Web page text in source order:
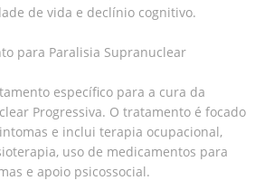
de vida e declínio cognitivo.
para Paralisia Supranuclear
específico para a cura da
Progressiva. O tratamento é focado
e inclui terapia ocupacional,
uso de medicamentos para
e apoio psicossocial.